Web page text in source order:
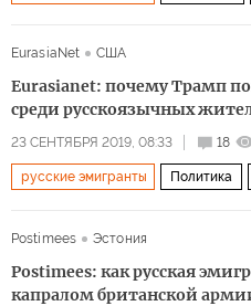
EurasiaNet США
Eurasianet: почему Трамп
среди русскоязычных
23 СЕНТЯБРЯ 2019, 08:33 18
русские эмигранты Политика
Postimees Эстония
Postimees: как русская
капралом британской